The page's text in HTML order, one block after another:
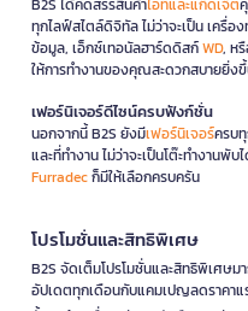
B2S ได้คัดสรรสินค้าไอทีและแก็ดเจ็ต
ทุกไลฟ์สไตล์ดิจิทัล ไม่ว่าจะเป็น เครื่อง
ข้อมูล, เอ็กซ์เทอนัลฮาร์ดดิสก์WD, ห
ให้การทำงานของคุณสะดวกสบายยิ่ง
เฟอร์นิเจอร์ดีไซน์ครบฟังก์ชั่น
นอกจากนี้ B2S ยังมีเฟอร์นิเจอร์ครบ
และที่ทำงาน ไม่ว่าจะเป็นโต๊ะทำงานพั
Furradecก็มีให้เลือกครบครัน
โปรโมชั่นและสิทธิพิเศษ
B2S จัดเต็มโปรโมชั่นและสิทธิพิเศษ
อัปเดตทุกเดือนกับแคมเปญลดราคาแ